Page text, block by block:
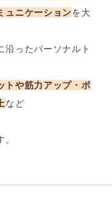
ュニケーションを大
沿ったパーソナルト
トや筋力アップ・ボ
など